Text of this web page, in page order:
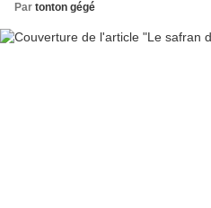
Par tonton gégé